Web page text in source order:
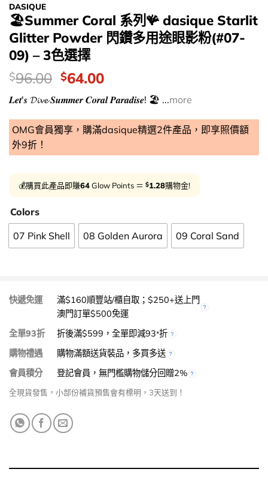
DASIQUE
🏖️Summer Coral 系列🪸 dasique Starlit
Glitter Powder 閃鑽多用途眼影粉(#07-
09) – 3色選擇
價
錢：
$96.00 Original
was:
$96.00.
$64.00Current
is:
$64.00.
𝑳𝒆𝒕'𝒔 𝓓𝓲𝓿𝓮 𝑺𝒖𝒎𝒎𝒆𝒓 𝑪𝒐𝒓𝒂𝒍 𝑷𝒂𝒓𝒂𝒅𝒊𝒔𝒆! 🏖 ...more
OMG會員獨享，購滿dasique精選2件產品，即享照價額
外9折！
💰購買此產品即賺64Glow Points ＝ $1.28購物金!
Colors
07 Pink Shell 08 Golden Aurora 09 Coral Sand
快遞免運
滿$160順豐站/櫃自取；$250+送上門
澳門訂單$500免運
全單93折
折後滿$599，全單即減93*折
購物禮遇
購物滿額送貨裝品，多買多送
會員積分
登記會員，無門檻購物儲分回贈2%
全現貨發售，小部份補貨預售會有標明，3天送到！